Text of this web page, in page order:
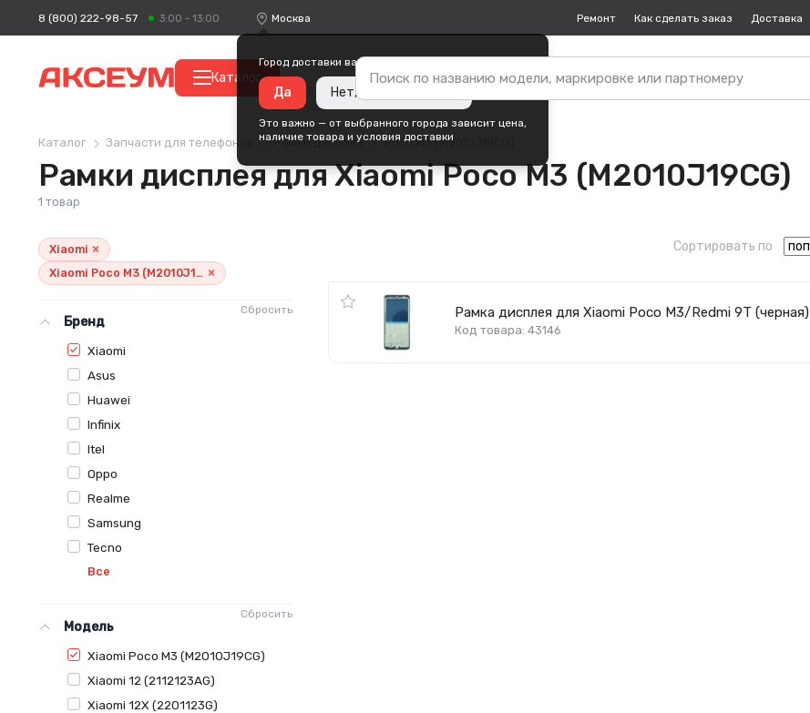
8 (800) 222-98-57 3:00 - 13:00 Москва
Город доставки ваших покупок —
Да Нет, изменить город
Это важно — от выбранного города зависит цена,
наличие товара и условия доставки
Ремонт Как сделать заказ Доставка
Каталог
Каталог Запчасти для телефонов Рамки дисплея Poco M3 (M2010J19CG)
Рамки дисплея для Xiaomi Poco M3 (M2010J19CG)
1 товар
Xiaomi ×
Xiaomi Poco M3 (M2010J19CG) ×
Сбросить
Бренд
Xiaomi
Asus
Huawei
Infinix
Itel
Oppo
Realme
Samsung
Tecno
Все
Сбросить
Модель
Xiaomi Poco M3 (M2010J19CG)
Xiaomi 12 (2112123AG)
Xiaomi 12X (2201123G)
Сортировать по
Рамка дисплея для Xiaomi Poco M3/Redmi 9T (черная)
Код товара: 43146